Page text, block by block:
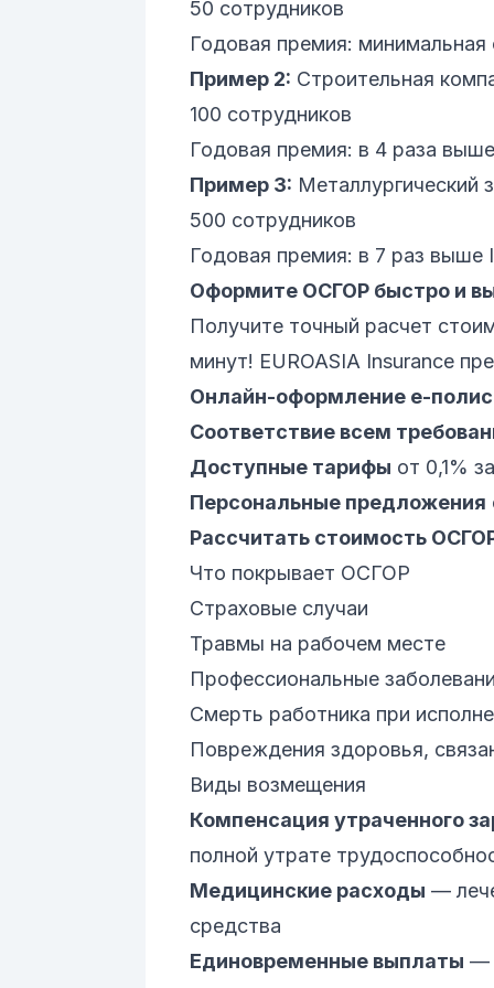
50 сотрудников
Годовая премия:
Пример 2: Строительная
100 сотрудников
Годовая премия: в 4 раза
Пример 3: Металлургический
500 сотрудников
Годовая премия: в 7 раз выше
Оформите ОСГОР быстро и
Получите точный расчет
минут! EUROASIA Insurance
Онлайн-оформление е-
Соответствие всем
Доступные тарифы от 0,1%
Персональные предложения
Рассчитать стоимость
Что покрывает ОСГОР
Страховые случаи
Травмы на рабочем месте
Профессиональные
Смерть работника при
Повреждения здоровья,
Виды возмещения
Компенсация утраченного
полной утрате
Медицинские расходы —
средства
Единовременные выплаты —